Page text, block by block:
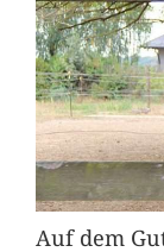
Auf dem